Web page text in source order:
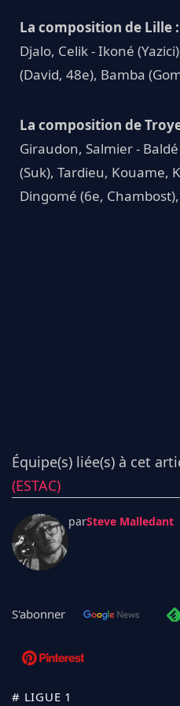
La composition de Lille :
Djalo, Celik - Ikoné
(David, 48e), Bamba
La composition de
Giraudon, Salmier -
(Suk), Tardieu, Kouame,
Dingomé (6e,
Équipe(s) liée(s) à cet
(ESTAC)
parSteve Malledant
S'abonner
# LIGUE 1